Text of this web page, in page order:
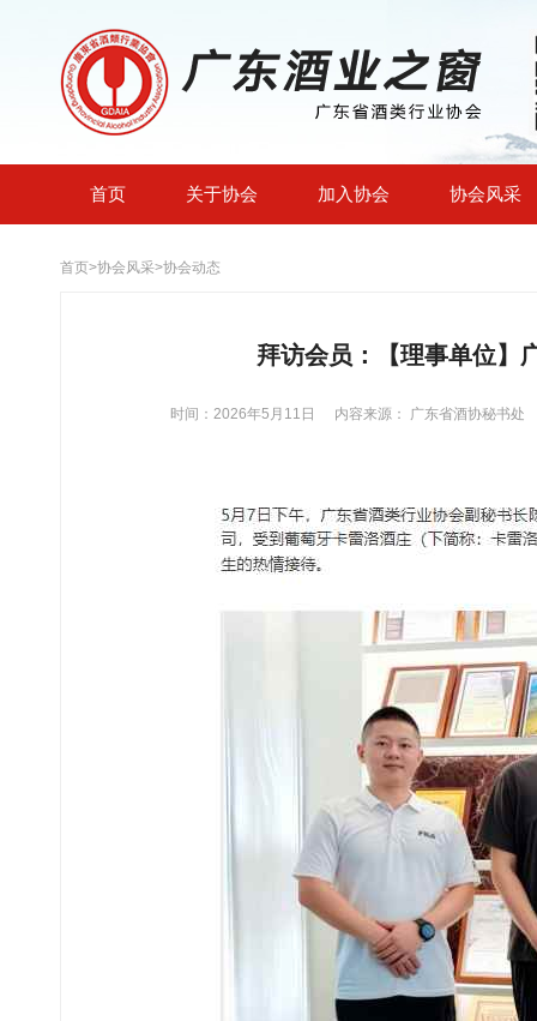
首页 关于协会 加入协会 协会风采
首页>协会风采>协会动态
拜访会员：【理事单位】
时间：2026年5月11日 内容来源： 广东省酒协秘书处